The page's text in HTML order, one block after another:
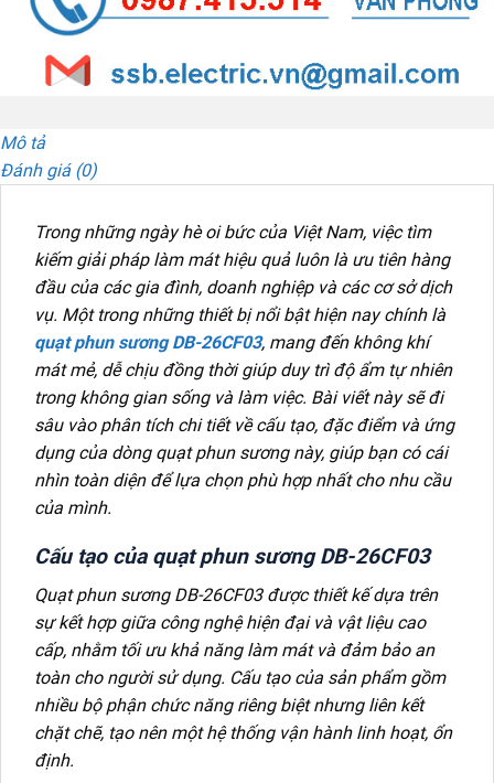
Mô tả
Đánh giá (0)
Trong những ngày hè oi bức của Việt Nam, việc tìm
kiếm giải pháp làm mát hiệu quả luôn là ưu tiên hàng
đầu của các gia đình, doanh nghiệp và các cơ sở dịch
vụ. Một trong những thiết bị nổi bật hiện nay chính là
quạt phun sương DB-26CF03, mang đến không khí
mát mẻ, dễ chịu đồng thời giúp duy trì độ ẩm tự nhiên
trong không gian sống và làm việc. Bài viết này sẽ đi
sâu vào phân tích chi tiết về cấu tạo, đặc điểm và ứng
dụng của dòng quạt phun sương này, giúp bạn có cái
nhìn toàn diện để lựa chọn phù hợp nhất cho nhu cầu
của mình.
Cấu tạo của quạt phun sương DB-26CF03
Quạt phun sương DB-26CF03 được thiết kế dựa trên
sự kết hợp giữa công nghệ hiện đại và vật liệu cao
cấp, nhằm tối ưu khả năng làm mát và đảm bảo an
toàn cho người sử dụng. Cấu tạo của sản phẩm gồm
nhiều bộ phận chức năng riêng biệt nhưng liên kết
chặt chẽ, tạo nên một hệ thống vận hành linh hoạt, ổn
định.